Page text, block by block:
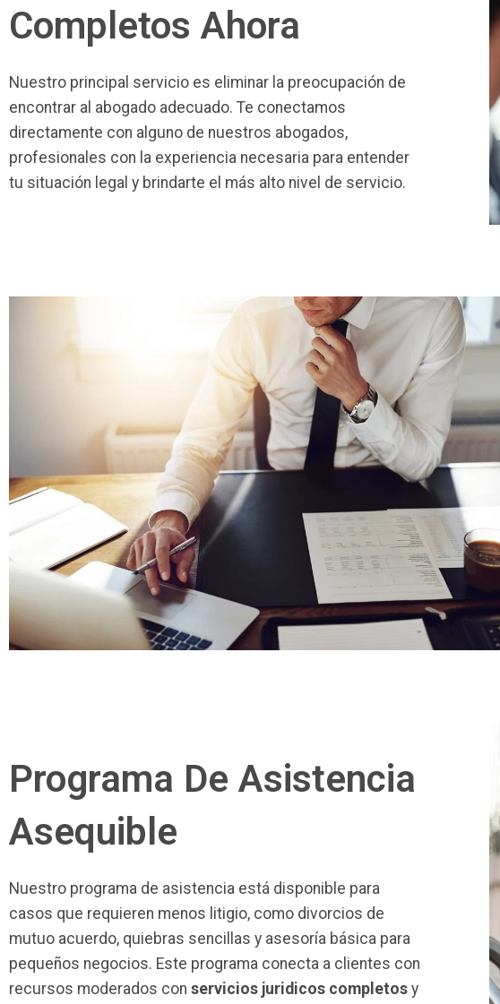
Completos Ahora
Nuestro principal servicio es eliminar la preocupación de
encontrar al abogado adecuado. Te conectamos
directamente con alguno de nuestros abogados,
profesionales con la experiencia necesaria para entender
tu situación legal y brindarte el más alto nivel de servicio.
Programa De Asistencia
Asequible
Nuestro programa de asistencia está disponible para
casos que requieren menos litigio, como divorcios de
mutuo acuerdo, quiebras sencillas y asesoría básica para
pequeños negocios. Este programa conecta a clientes con
recursos moderados con servicios juridicos completos y